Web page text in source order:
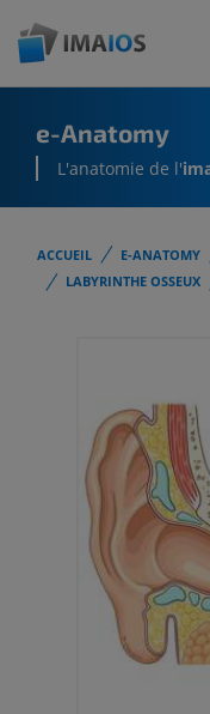
e-Anatomy
L'anatomie de l'
ACCUEIL E-ANATOMY
LABYRINTHE OSSEUX